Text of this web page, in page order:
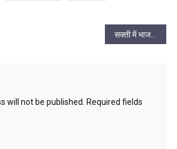
will not be published. Required fields